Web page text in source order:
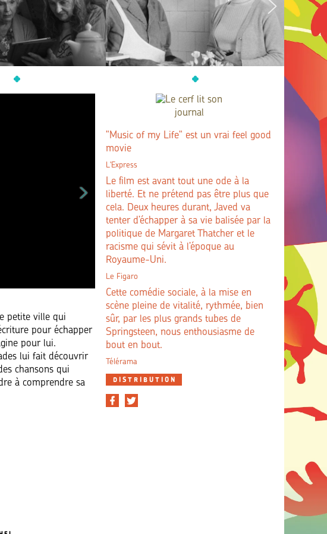
petite ville qui
pour échapper
pour lui.
lui fait découvrir
chansons qui
à comprendre sa
"Music of my Life" est un vrai feel good
movie
L'Express
Le film est avant tout une ode à la
liberté. Et ne prétend pas être plus que
cela. Deux heures durant, Javed va
tenter d’échapper à sa vie balisée par la
politique de Margaret Thatcher et le
racisme qui sévit à l’époque au
Royaume-Uni.
Le Figaro
Cette comédie sociale, à la mise en
scène pleine de vitalité, rythmée, bien
sûr, par les plus grands tubes de
Springsteen, nous enthousiasme de
bout en bout.
Télérama
DISTRIBUTION